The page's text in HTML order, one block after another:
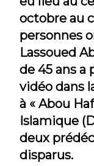
octobre au
personnes
Lassoued
de 45 ans a
vidéo dans
à « Abou
Islamique
deux
disparus.